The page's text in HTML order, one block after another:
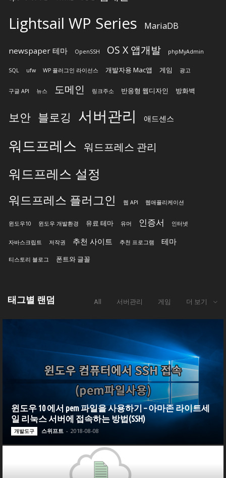
Lightsail WP Series MariaDB
newspaper 테마 OpenSSH OS X 앱개발 phpMyAdmin
SQL ufw WP 플러그인 라이선스 개발자용 Mac앱 게임 광고
구글 API 뉴스 도메인 링크주소 반응형 웹디자인 방화벽
보안 블로깅 서버관리 애드센스
워드프레스 워드프레스 관리
워드프레스 설정
워드프레스 플러그인 웹 API 웹애플리케이션
윈도우10 윈도우 개발환경 유료 테마 유머 인증서 인터넷
자바스크립트 저작권 추천 사이트 추천 프로그램 테마
티스토리 블로그 폰트와 글꼴
태그별 랜덤 All 서버관리 게임 더 보기
윈도우 10 에서 pem 파일을 사용하기 – 아마존 라이트세
일 리눅스 서버에 접속하는 방법(SSH)
개발도구 스위프트 - 2018-08-08